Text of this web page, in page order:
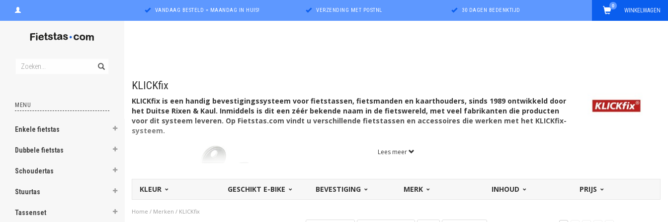
VANDAAG BESTELD = MAANDAG IN HUIS! VERZENDING MET POSTNL 30 DAGEN BEDENKTIJD WINKELWAGEN
0
MENU
Enkele fietstas
Dubbele fietstas
Schoudertas
Stuurtas
Tassenset
KLICKfix
KLICKfix is een handig bevestigingssysteem voor fietstassen, fietsmanden en kaarthouders, sinds 1989 ontwikkeld door
het Duitse Rixen & Kaul. Inmiddels is dit een zéér bekende naam in de fietswereld, met veel fabrikanten die producten
voor dit systeem leveren. Op Fietstas.com vindt u verschillende fietstassen en accessoires die werken met het KLICKfix-
systeem.
Lees meer
KLEUR GESCHIKT E-BIKE BEVESTIGING MERK INHOUD PRIJS
Home / Merken / KLICKfix